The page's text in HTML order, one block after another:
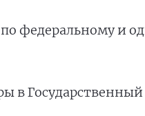
федеральному и
в Государственный